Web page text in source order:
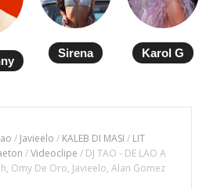
Sirena Karol G
/ Javieelo / KALEB DI MASI / LIT
/Videoclipe / DJ TAO - DE LAO A
Omy De Oro, Javieelo, Alan Gomez